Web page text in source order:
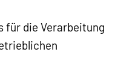
für die Verarbeitung